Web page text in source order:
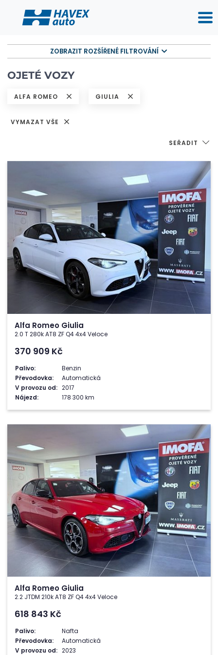
ZOBRAZIT ROZŠÍŘENÉ FILTROVÁNÍ
OJETÉ VOZY
ALFA ROMEO GIULIA
VYMAZAT VŠE
SEŘADIT
Alfa Romeo Giulia
2.0 T 280k AT8 ZF Q4 4x4 Veloce
370 909 Kč
Palivo:
Benzin
Převodovka:
Automatická
V provozu od: 2017
Nájezd:
178 300 km
Alfa Romeo Giulia
2.2 JTDM 210k AT8 ZF Q4 4x4 Veloce
618 843 Kč
Palivo:
Nafta
Převodovka:
Automatická
V provozu od: 2023